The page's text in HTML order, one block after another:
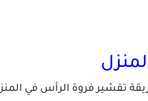
تقشير فروة الرأس في